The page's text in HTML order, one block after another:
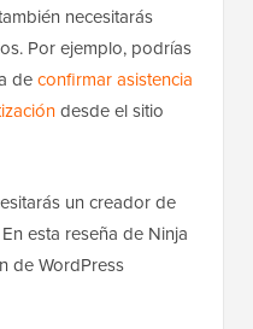
necesitarás
Por ejemplo, podrías
deconfirmar asistencia
desde el sitio
un creador de
esta reseña de Ninja
de WordPress